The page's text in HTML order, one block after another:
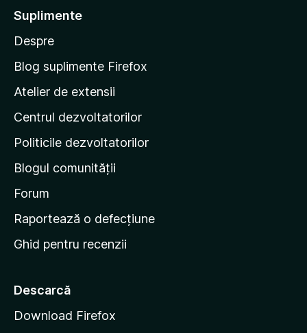
t
p
e
a
g
i
a
d
e
t
r
M
Suplimente
Despre
Blog suplimente Firefox
Atelier de extensii
Centrul dezvoltatorilor
Politicile dezvoltatorilor
Blogul comunității
Forum
Raportează o defecțiune
Ghid pentru recenzii
Descarcă
Download Firefox